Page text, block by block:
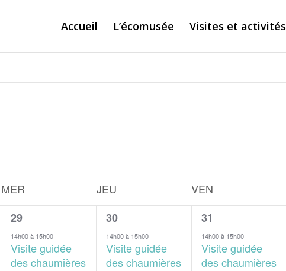
Accueil L’écomusée Visites et activités
MER JEU VEN
4
évènements,
29
14h00à 15h00
Visite guidée
des chaumières
3
évènements,
30
14h00à 15h00
Visite guidée
des chaumières
3
évènements,
31
14h00à 15h00
Visite guidée
des chaumières